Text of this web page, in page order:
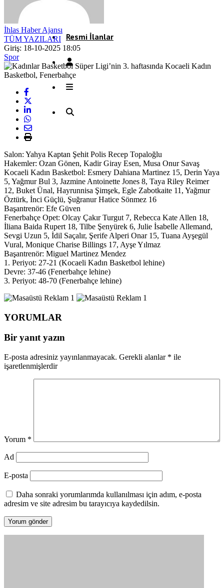
Röportaj
Resmi İlanlar
İhlas Haber Ajansı
TÜM YAZILARI
Giriş: 18-10-2025 18:05
Spor
Salon: Yahya Kaptan Şehit Polis Recep Topaloğlu
Hakemler: Ozan Gönen, Kadir Giray Esen, Musa Onur Savaş
Kocaeli Kadın Basketbol: Esmery Dahiana Martinez 15, Derin Yaya
5, Yağmur Bul 3, Jazmine Antoinette Jones 8, Taya Riley Reimer
12, Buket Ünal, Hayrunnisa Şimşek, Egle Zabotkaite 11, Yağmur
Öztürk, İnci Güçlü, Şuğranur Hatice Sönmez 16
Başantrenör: Efe Güven
Fenerbahçe Opet: Olcay Çakır Turgut 7, Rebecca Kate Allen 18,
İliana Baida Rupert 18, Tilbe Şenyürek 6, Julie İsabelle Allemand,
Sevgi Uzun 5, İdil Saçalır, Şerife Alperi Onar 15, Tuana Ayşegül
Vural, Monique Charise Billings 17, Ayşe Yılmaz
Başantrenör: Miguel Martinez Mendez
1. Periyot: 27-21 (Kocaeli Kadın Basketbol lehine)
Devre: 37-46 (Fenerbahçe lehine)
3. Periyot: 48-70 (Fenerbahçe lehine)
YORUMLAR
Bir yanıt yazın
E-posta adresiniz yayınlanmayacak. Gerekli alanlar * ile
işaretlenmişlerdir
Yorum *
Ad
E-posta
Daha sonraki yorumlarımda kullanılması için adım, e-posta
adresim ve site adresim bu tarayıcıya kaydedilsin.